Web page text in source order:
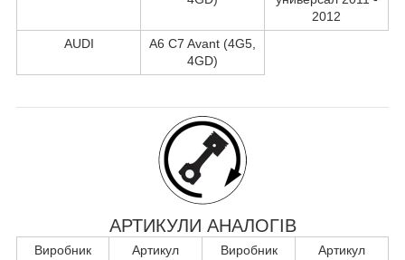
2012
AUDI
A6 C7 Avant (4G5,
4GD)
АРТИКУЛИ АНАЛОГІВ
Виробник Артикул Виробник
Артикул